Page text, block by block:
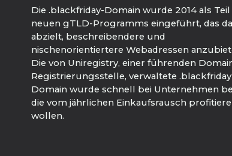
Die .blackfriday-Domain wurde 2014 als Teil
neuen gTLD-Programms eingeführt, das
abzielt, beschreibendere und
nischenorientiertere Webadressen
Die von Uniregistry, einer führenden
Registrierungsstelle, verwaltete
Domain wurde schnell bei Unternehmen
die vom jährlichen Einkaufsrausch
wollen.